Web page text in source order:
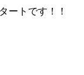
ートです！！